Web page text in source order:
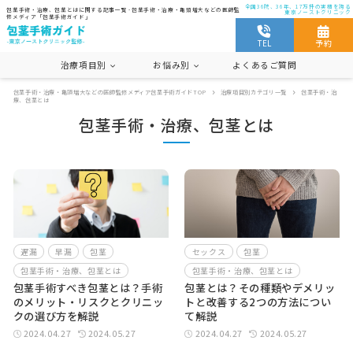
包茎手術・治療、包茎とはに関する記事一覧 - 包茎手術・治療・亀頭増大などの医師監
修メディア「包茎手術ガイド」
全国36院、36年、17万件の実積を誇る
東京ノーストクリニック
TEL 予約
治療項目別
包茎手術・治療、包茎とは
切らない包茎手術
お悩み別
コンドーム 傷跡(手術跡)
よくあるご質問
包茎手術・治療・亀頭増大などの医師監修メディア包茎手術ガイドTOP 治療項目別カテゴリ一覧
包茎手術・治
療、包茎とは
包茎手術・治療、包茎とは
遅漏 早漏
包茎
包茎手術・治療、包茎とは
包茎手術すべき包茎とは？手術
のメリット・リスクとクリニッ
クの選び方を解説
2024.04.27 2024.05.27
セックス
包茎
包茎手術・治療、包茎とは
包茎とは？その種類やデメリッ
トと改善する2つの方法につい
て解説
2024.04.27 2024.05.27